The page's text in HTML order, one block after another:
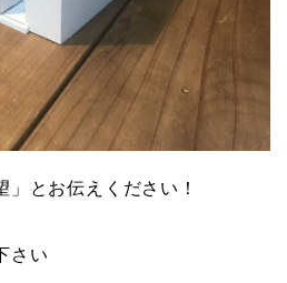
」とお伝えください！
さい